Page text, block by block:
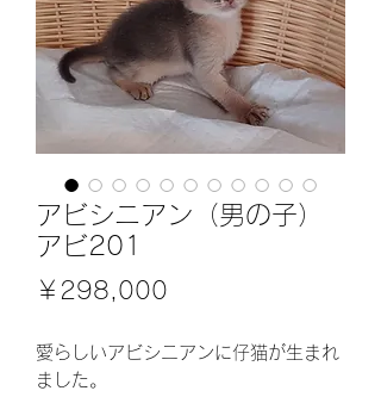
アビシニアン（男の子）
アビ201
￥298,000
愛らしいアビシニアンに仔猫が生まれ
ました。